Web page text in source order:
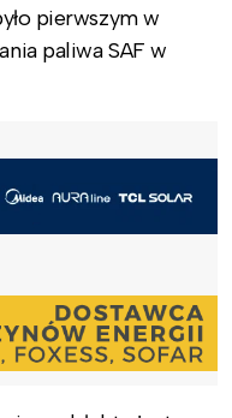
pierwszym w
paliwa SAF w